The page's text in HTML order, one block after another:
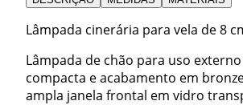
Lâmpada cinerária para vela de 8
Lâmpada de chão para uso
compacta e acabamento em
ampla janela frontal em vidro